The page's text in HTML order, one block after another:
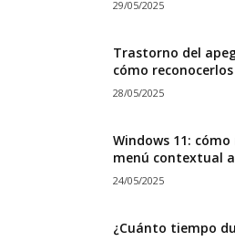
29/05/2025
Trastorno del
cómo reconocerlos
28/05/2025
Windows 11:
menú contextual
24/05/2025
¿Cuánto tiempo